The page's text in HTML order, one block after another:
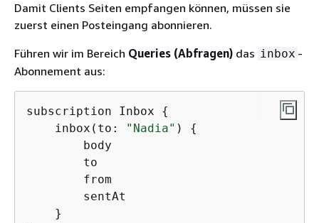
Damit Clients Seiten empfangen können, müssen sie
zuerst einen Posteingang abonnieren.
Führen wir im Bereich Queries (Abfragen) das inbox -
Abonnement aus:
subscription Inbox {
    inbox(to:
"Nadia" ) {
        body
        to
        from
        sentAt
    }